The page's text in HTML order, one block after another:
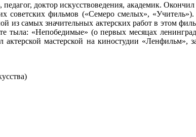
доктор искусствоведения, академик.
советских фильмов («Семеро смелых»,
самых значительных актерских работ в этом
тыла: «Непобедимые» (о первых месяцах
актерской мастерской на киностудии